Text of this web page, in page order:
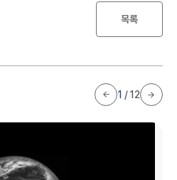
목록
1 /12